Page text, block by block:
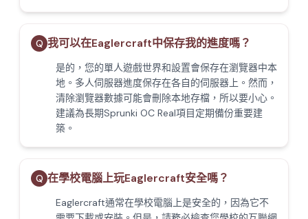
Q 我可以在Eaglercraft中保存我的進度嗎？
是的，您的單人遊戲世界和設置會保存在瀏覽器中本
地。多人伺服器進度保存在各自的伺服器上。然而，
清除瀏覽器數據可能會刪除本地存檔，所以要小心。
建議為長期Sprunki OC Real項目定期備份重要建
築。
Q 在學校電腦上玩Eaglercraft安全嗎？
Eaglercraft通常在學校電腦上是安全的，因為它不